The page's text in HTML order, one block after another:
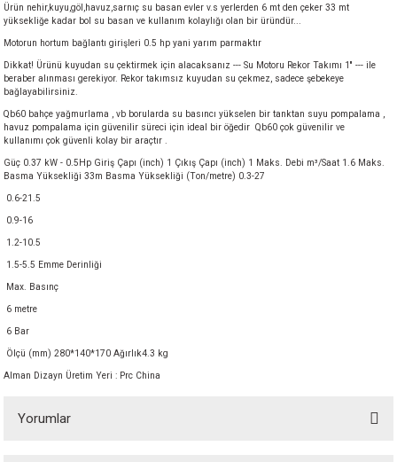
Ürün nehir,kuyu,göl,havuz,sarnıç su basan evler v.s yerlerden 6 mt den çeker 33 mt
yüksekliğe kadar bol su basan ve kullanım kolaylığı olan bir üründür...
Motorun hortum bağlantı girişleri 0.5 hp yani yarım parmaktır
Dikkat! Ürünü kuyudan su çektirmek için alacaksanız --- Su Motoru Rekor Takımı 1'' --- ile
beraber alınması gerekiyor. Rekor takımsız kuyudan su çekmez, sadece şebekeye
bağlayabilirsiniz.
Qb60 bahçe yağmurlama , vb borularda su basıncı yükselen bir tanktan suyu pompalama ,
havuz pompalama için güvenilir süreci için ideal bir öğedir Qb60 çok güvenilir ve
kullanımı çok güvenli kolay bir araçtır .
Güç 0.37 kW - 0.5Hp Giriş Çapı (inch) 1 Çıkış Çapı (inch) 1 Maks. Debi m³/Saat 1.6 Maks.
Basma Yüksekliği 33m Basma Yüksekliği (Ton/metre) 0.3-27
0.6-21.5
0.9-16
1.2-10.5
1.5-5.5 Emme Derinliği
Max. Basınç
6 metre
6 Bar
Ölçü (mm) 280*140*170 Ağırlık4.3 kg
Alman Dizayn Üretim Yeri : Prc China
Yorumlar